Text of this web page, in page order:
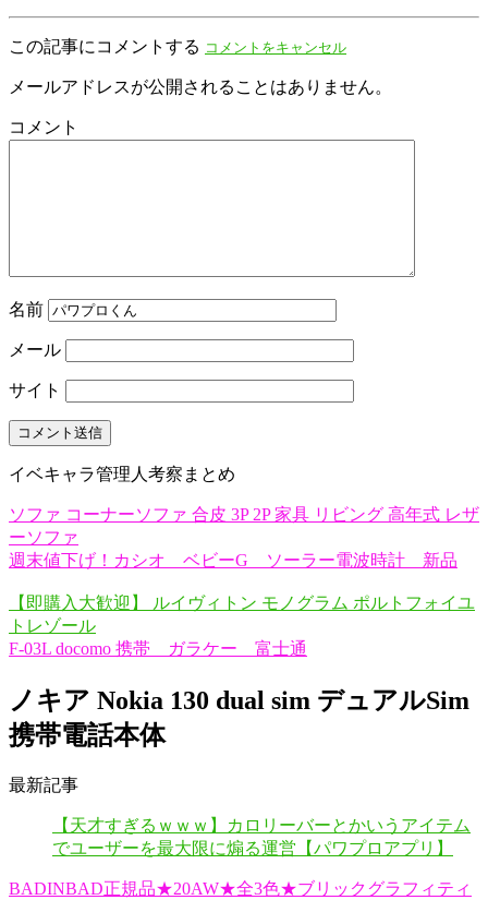
この記事にコメントする コメントをキャンセル
メールアドレスが公開されることはありません。
コメント
名前
メール
サイト
イベキャラ管理人考察まとめ
ソファ コーナーソファ 合皮 3P 2P 家具 リビング 高年式 レザ
ーソファ
週末値下げ！カシオ ベビーG ソーラー電波時計 新品
【即購入大歓迎】 ルイヴィトン モノグラム ポルトフォイユ
トレゾール
F-03L docomo 携帯 ガラケー 富士通
ノキア Nokia 130 dual sim デュアルSim
携帯電話本体
最新記事
【天才すぎるｗｗｗ】カロリーバーとかいうアイテム
でユーザーを最大限に煽る運営【パワプロアプリ】
BADINBAD正規品★20AW★全3色★ブリックグラフィティ